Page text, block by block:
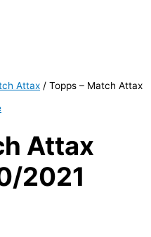
Attax / Topps – Match Attax
Attax
2021